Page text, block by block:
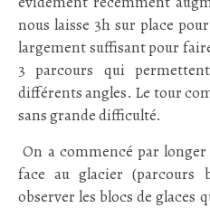
nous laisse 3h sur place
largement suffisant pour
3 parcours qui
différents angles. Le tour
sans grande difficulté.
On a commencé par
face au glacier (parcours
observer les blocs de glaces